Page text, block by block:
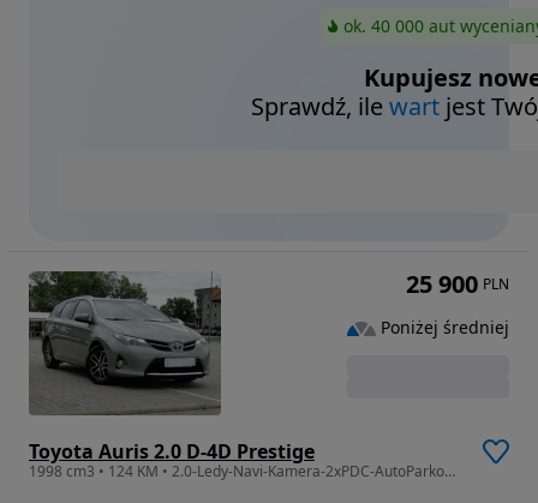
ok. 40 000 aut
Kupujesz
Sprawdź, ilewart jest
Toyota Auris 2.0 D-4D Prestige
1998 cm3 • 124 KM • 2.0-Ledy-Navi-Kamera-2xPDC-AutoParkowanie-
25 900 PLN
Poniżej średniej